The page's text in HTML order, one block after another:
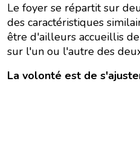
Le foyer se répartit sur
des caractéristiques
être d'ailleurs accueillis
sur l'un ou l'autre des
La volonté est de